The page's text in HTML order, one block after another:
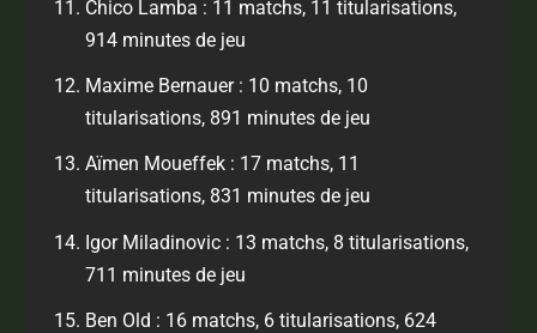
Chico Lamba : 11 matchs, 11 titularisations,
914 minutes de jeu
Maxime Bernauer : 10 matchs, 10
titularisations, 891 minutes de jeu
Aïmen Moueffek : 17 matchs, 11
titularisations, 831 minutes de jeu
Igor Miladinovic : 13 matchs, 8 titularisations,
711 minutes de jeu
Ben Old : 16 matchs, 6 titularisations, 624